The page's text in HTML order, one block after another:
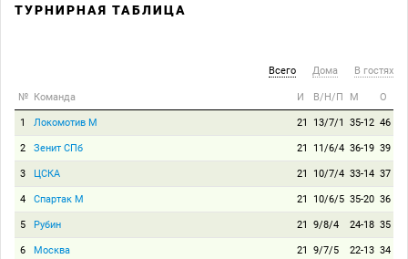
ТУРНИРНАЯ ТАБЛИЦА
Всего Дома В гостях
№ Команда И В/Н/П М О
1 Локомотив М 21 13/7/1 35-12 46
2 Зенит СПб 21 11/6/4 36-19 39
3 ЦСКА 21 10/7/4 33-14 37
4 Спартак М 21 10/6/5 35-20 36
5 Рубин 21 9/8/4 24-18 35
6 Москва 21 9/7/5 22-13 34